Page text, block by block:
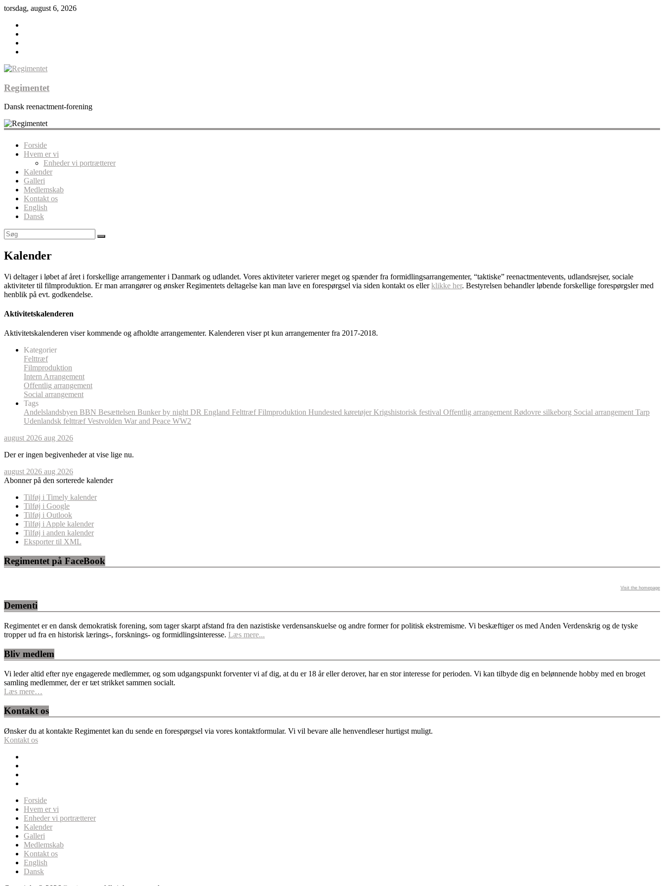
torsdag, august 6, 2026
Regimentet
Dansk reenactment-forening
Forside
Hvem er vi
Enheder vi portrætterer
Kalender
Galleri
Medlemskab
Kontakt os
English
Dansk
Kalender
Vi deltager i løbet af året i forskellige arrangementer i Danmark og udlandet. Vores aktiviteter varierer meget og spænder fra formidlingsarrangementer, “taktiske” reenactmentevents, udlandsrejser, sociale
aktiviteter til filmproduktion. Er man arrangører og ønsker Regimentets deltagelse kan man lave en forespørgsel via siden kontakt os ellerklikke her. Bestyrelsen behandler løbende forskellige forespørgsler med
henblik på evt. godkendelse.
Aktivitetskalenderen
Aktivitetskalenderen viser kommende og afholdte arrangementer. Kalenderen viser pt kun arrangementer fra 2017-2018.
Kategorier
Felttræf
Filmproduktion
Intern Arrangement
Offentlig arrangement
Social arrangement
Tags
Andelslandsbyen BBN Besættelsen Bunker by night DR England FelttræfFilmproduktion Hundested køretøjer Krigshistorisk festival Offentlig arrangement Rødovre silkeborg Social arrangement Tarp
Udenlandsk felttræfVestvolden War and Peace WW2
august 2026 aug 2026
Der er ingen begivenheder at vise lige nu.
august 2026 aug 2026
Abonner på den sorterede kalender
Tilføj i Timely kalender
Tilføj i Google
Tilføj i Outlook
Tilføj i Apple kalender
Tilføj i anden kalender
Eksporter til XML
Regimentet på FaceBook
Visit the homepage
Dementi
Regimentet er en dansk demokratisk forening, som tager skarpt afstand fra den nazistiske verdensanskuelse og andre former for politisk ekstremisme. Vi beskæftiger os med Anden Verdenskrig og de tyske
tropper ud fra en historisk lærings-, forsknings- og formidlingsinteresse. Læs mere...
Bliv medlem
Vi leder altid efter nye engagerede medlemmer, og som udgangspunkt forventer vi af dig, at du er 18 år eller derover, har en stor interesse for perioden. Vi kan tilbyde dig en belønnende hobby med en broget
samling medlemmer, der er tæt strikket sammen socialt.
Læs mere…
Kontakt os
Ønsker du at kontakte Regimentet kan du sende en forespørgsel via vores kontaktformular. Vi vil bevare alle henvendleser hurtigst muligt.
Kontakt os
Forside
Hvem er vi
Enheder vi portrætterer
Kalender
Galleri
Medlemskab
Kontakt os
English
Dansk